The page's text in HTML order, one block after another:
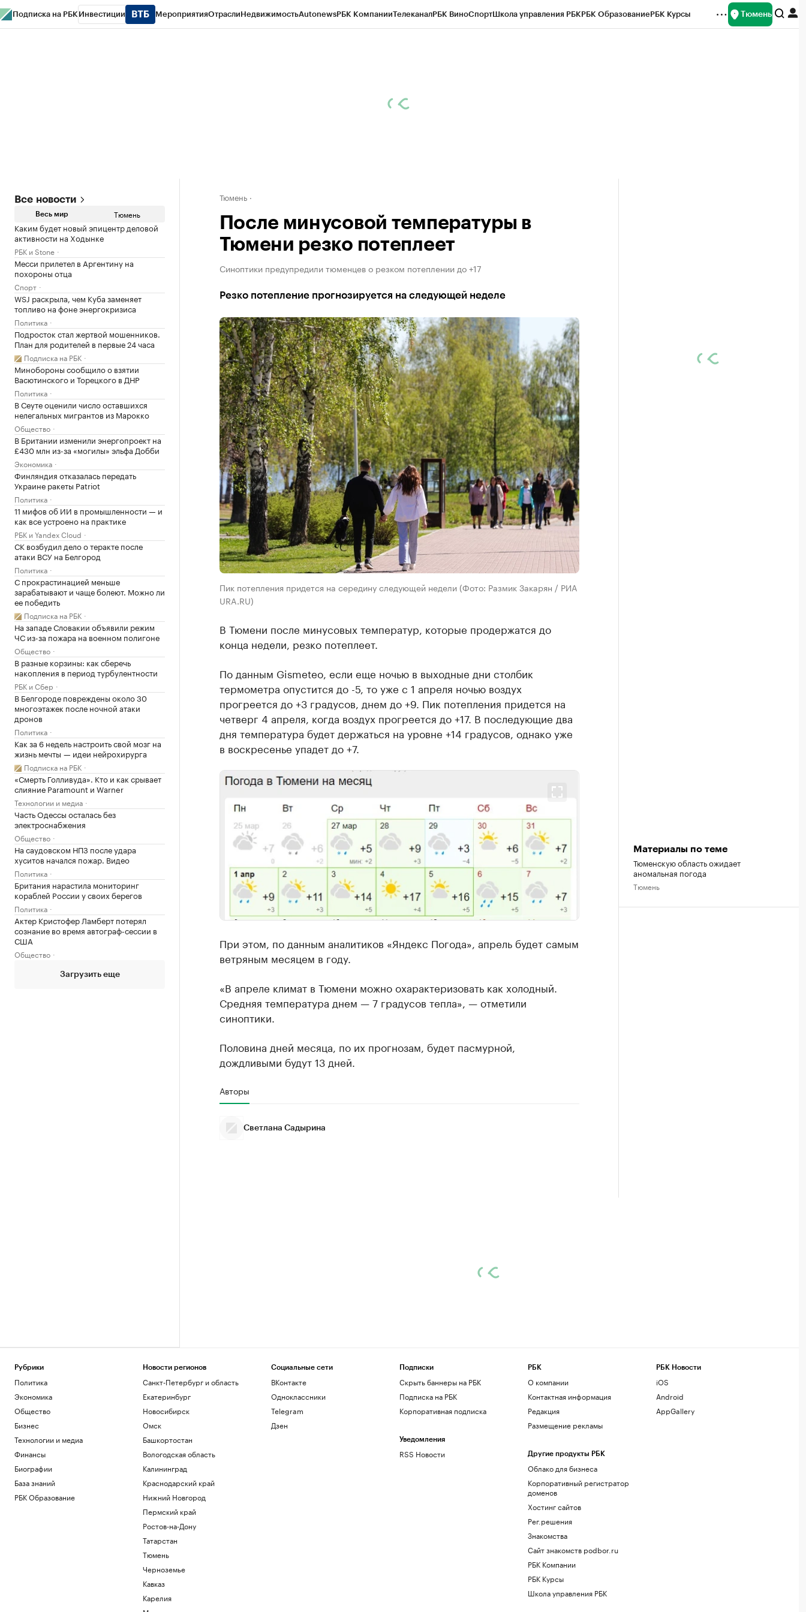
Подписка на РБК Инвестиции МероприятияОтраслиНедвижимостьAutonewsРБК КомпанииТелеканалРБК ВиноСпортШкола управления РБКРБК ОбразованиеРБК Курсы Тюмень
Все новости
Весь мир Тюмень
Каким будет новый эпицентр деловой
активности на Ходынке
РБК и Stone
Месси прилетел в Аргентину на
похороны отца
Спорт
WSJ раскрыла, чем Куба заменяет
топливо на фоне энергокризиса
Политика
Подросток стал жертвой мошенников.
План для родителей в первые 24 часа
Подписка на РБК
Минобороны сообщило о взятии
Васютинского и Торецкого в ДНР
Политика
В Сеуте оценили число оставшихся
нелегальных мигрантов из Марокко
Общество
В Британии изменили энергопроект на
£430 млн из-за «могилы» эльфа Добби
Экономика
Финляндия отказалась передать
Украине ракеты Patriot
Политика
11 мифов об ИИ в промышленности — и
как все устроено на практике
РБК и Yandex Cloud
СК возбудил дело о теракте после
атаки ВСУ на Белгород
Политика
С прокрастинацией меньше
зарабатывают и чаще болеют. Можно ли
ее победить
Подписка на РБК
На западе Словакии объявили режим
ЧС из-за пожара на военном полигоне
Общество
В разные корзины: как сберечь
накопления в период турбулентности
РБК и Сбер
В Белгороде повреждены около 30
многоэтажек после ночной атаки
дронов
Политика
Как за 6 недель настроить свой мозг на
жизнь мечты — идеи нейрохирурга
Подписка на РБК
«Смерть Голливуда». Кто и как срывает
слияние Paramount и Warner
Технологии и медиа
Часть Одессы осталась без
электроснабжения
Общество
На саудовском НПЗ после удара
хуситов начался пожар. Видео
Политика
Британия нарастила мониторинг
кораблей России у своих берегов
Политика
Актер Кристофер Ламберт потерял
сознание во время автограф-сессии в
США
Общество
Загрузить еще
Тюмень
После минусовой температуры в
Тюмени резко потеплеет
Синоптики предупредили тюменцев о резком потеплении до +17
Резко потепление прогнозируется на следующей неделе
Пик потепления придется на середину следующей недели (Фото: Размик Закарян / РИА
URA.RU)
В Тюмени после минусовых температур, которые продержатся до
конца недели, резко потеплеет.
По данным Gismeteo, если еще ночью в выходные дни столбик
термометра опустится до -5, то уже с 1 апреля ночью воздух
прогреется до +3 градусов, днем до +9. Пик потепления придется на
четверг 4 апреля, когда воздух прогреется до +17. В последующие два
дня температура будет держаться на уровне +14 градусов, однако уже
в воскресенье упадет до +7.
При этом, по данным аналитиков «Яндекс Погода», апрель будет самым
ветряным месяцем в году.
«В апреле климат в Тюмени можно охарактеризовать как холодный.
Средняя температура днем — 7 градусов тепла», — отметили
синоптики.
Половина дней месяца, по их прогнозам, будет пасмурной,
дождливыми будут 13 дней.
Авторы
Светлана Садырина
Материалы по теме
Тюменскую область ожидает
аномальная погода
Тюмень
Рубрики
Политика
Экономика
Общество
Бизнес
Технологии и медиа
Финансы
Биографии
База знаний
РБК Образование
Новости регионов
Санкт-Петербург и область
Екатеринбург
Новосибирск
Омск
Башкортостан
Вологодская область
Калининград
Краснодарский край
Нижний Новгород
Пермский край
Ростов-на-Дону
Татарстан
Тюмень
Черноземье
Кавказ
Карелия
Социальные сети
ВКонтакте
Одноклассники
Telegram
Дзен
Подписки
Скрыть баннеры на РБК
Подписка на РБК
Корпоративная подписка
Уведомления
RSS Новости
РБК
О компании
Контактная информация
Редакция
Размещение рекламы
Другие продукты РБК
Облако для бизнеса
Корпоративный регистратор
доменов
Хостинг сайтов
Рег.решения
Знакомства
Сайт знакомств podbor.ru
РБК Компании
РБК Курсы
Школа управления РБК
РБК Новости
iOS
Android
AppGallery